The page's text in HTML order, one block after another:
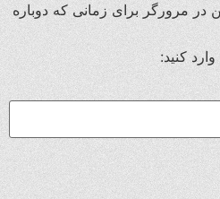
در مرورگر برای زمانی که دوباره
کنید: